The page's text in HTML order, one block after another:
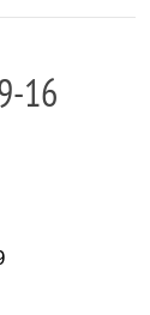
16